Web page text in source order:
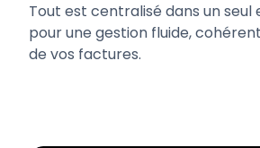
Tout est centralisé dans un
pour une gestion fluide,
de vos factures.